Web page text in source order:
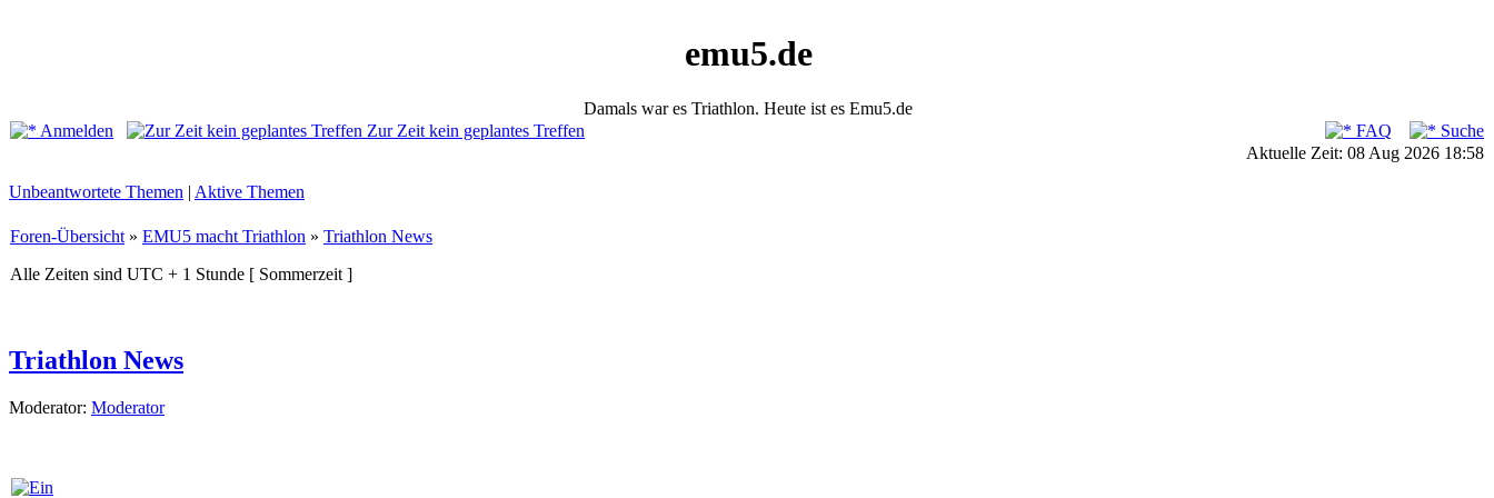
emu5.de
Damals war es Triathlon. Heute ist es Emu5.de
Anmelden
Zur Zeit kein geplantes Treffen FAQ
Suche
Aktuelle Zeit: 08 Aug 2026 18:58
Unbeantwortete Themen | Aktive Themen
Foren-Übersicht » EMU5 macht Triathlon » Triathlon News
Alle Zeiten sind UTC + 1 Stunde [ Sommerzeit ]
Triathlon News
Moderator: Moderator